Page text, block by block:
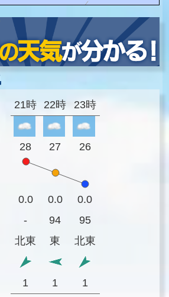
21時 22時 23時
28 27 26
0.0 0.0
0.0
-
94
95
北東
東 北東
1 1 1